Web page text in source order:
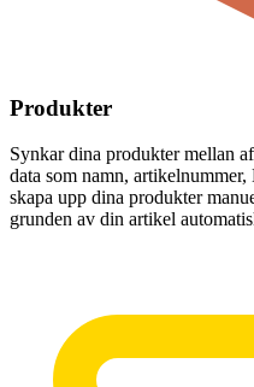
Produkter
Synkar dina produkter mellan
data som namn,
skapa upp dina produkter
grunden av din artikel